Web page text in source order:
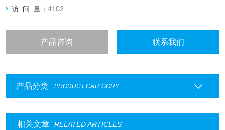
访 问 量：4102
产品咨询 联系我们
产品分类 PRODUCT CATEGORY
相关文章 RELATED ARTICLES